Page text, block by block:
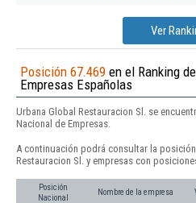
Ver
Posición 67.469 en el Ranking de
Empresas Españolas
Urbana Global Restauracion Sl. se
Nacional de Empresas.
A continuación podrá consultar la
Restauracion Sl. y empresas con
Posición
Nacional
Nombre de la empresa